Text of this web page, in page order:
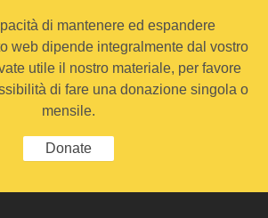
di mantenere ed espandere
web dipende integralmente dal vostro
utile il nostro materiale, per favore
di fare una donazione singola o
mensile.
Donate